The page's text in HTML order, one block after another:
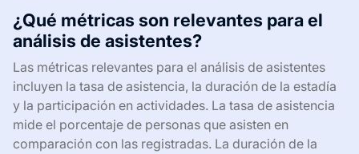
¿Qué métricas son relevantes para el
análisis de asistentes?
Las métricas relevantes para el análisis de asistentes
incluyen la tasa de asistencia, la duración de la estadía
y la participación en actividades. La tasa de asistencia
mide el porcentaje de personas que asisten en
comparación con las registradas. La duración de la